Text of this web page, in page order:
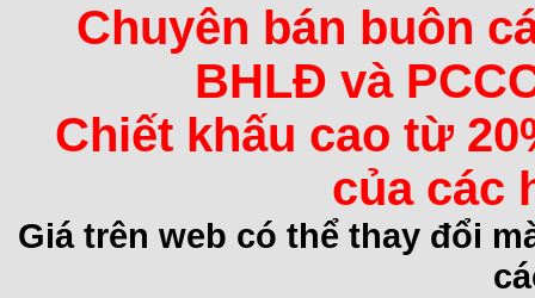
Chuyên bán buôn
BHLĐ và
Chiết khấu cao từ
của các
Giá trên web có thể thay đổi